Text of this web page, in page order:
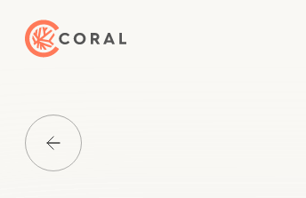
トップページへ戻る
Media一覧に戻る